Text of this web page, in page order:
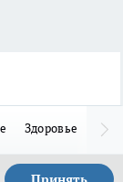
Здоровье